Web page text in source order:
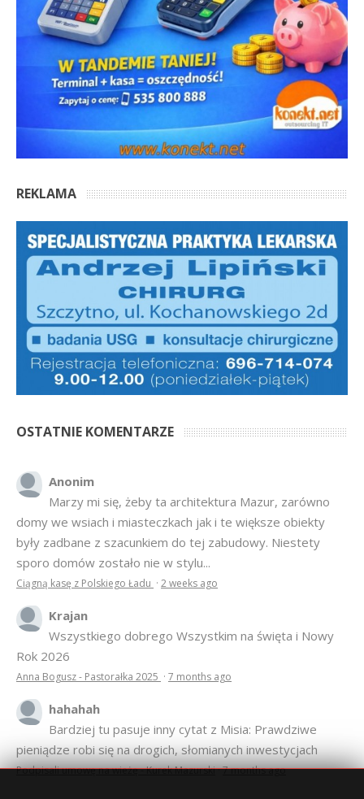
REKLAMA
OSTATNIE KOMENTARZE
Anonim
Marzy mi się, żeby ta architektura Mazur, zarówno
domy we wsiach i miasteczkach jak i te większe obiekty
były zadbane z szacunkiem do tej zabudowy. Niestety
sporo domów zostało nie w stylu...
Ciągną kasę z Polskiego Ładu · 2 weeks ago
Krajan
Wszystkiego dobrego Wszystkim na święta i Nowy
Rok 2026
Anna Bogusz - Pastorałka 2025 · 7 months ago
hahahah
Bardziej tu pasuje inny cytat z Misia: Prawdziwe
pieniądze robi się na drogich, słomianych inwestycjach
Podpisali umowę na wieżę - Kurek Mazurski·7 months ago